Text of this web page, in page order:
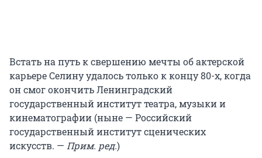
Встать на путь к свершению мечты об актерской
карьере Селину удалось только к концу 80-х, когда
он смог окончить Ленинградский
государственный институт театра, музыки и
кинематографии (ныне — Российский
государственный институт сценических
искусств. — Прим. ред.)